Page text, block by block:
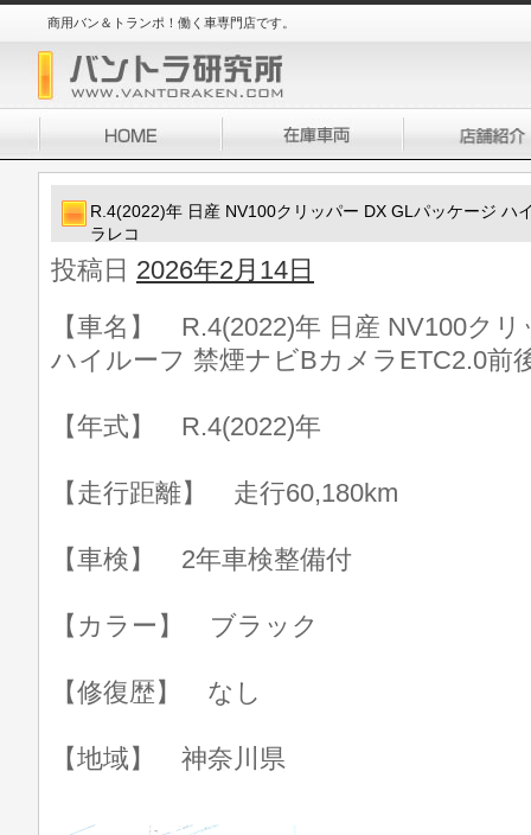
商用バン＆トランポ！働く車専門店です。
R.4(2022)年 日産 NV100クリッパー DX GLパッケージ ハ
ラレコ
投稿日 2026年2月14日
【車名】 R.4(2022)年 日産 NV100ク
ハイルーフ 禁煙ナビBカメラETC2.0前
【年式】 R.4(2022)年
【走行距離】 走行60,180km
【車検】 2年車検整備付
【カラー】 ブラック
【修復歴】 なし
【地域】 神奈川県